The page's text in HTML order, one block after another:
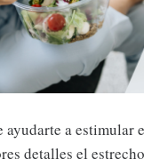
ayudarte a estimular
detalles el